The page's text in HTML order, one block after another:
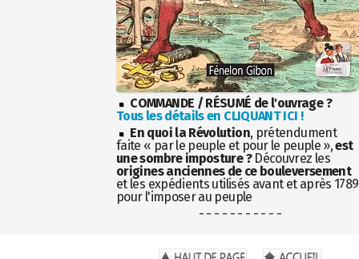
COMMANDE / RÉSUMÉ de l'ouvrage ?
Tous les détails en CLIQUANT ICI !
En quoi la Révolution, prétendument
faite « par le peuple et pour le peuple »,est
une sombre imposture ?Découvrez les
origines anciennes de ce bouleversement
et les expédients utilisés avant et après 1789
pour l'imposer au peuple
- - - - - - - - - - -